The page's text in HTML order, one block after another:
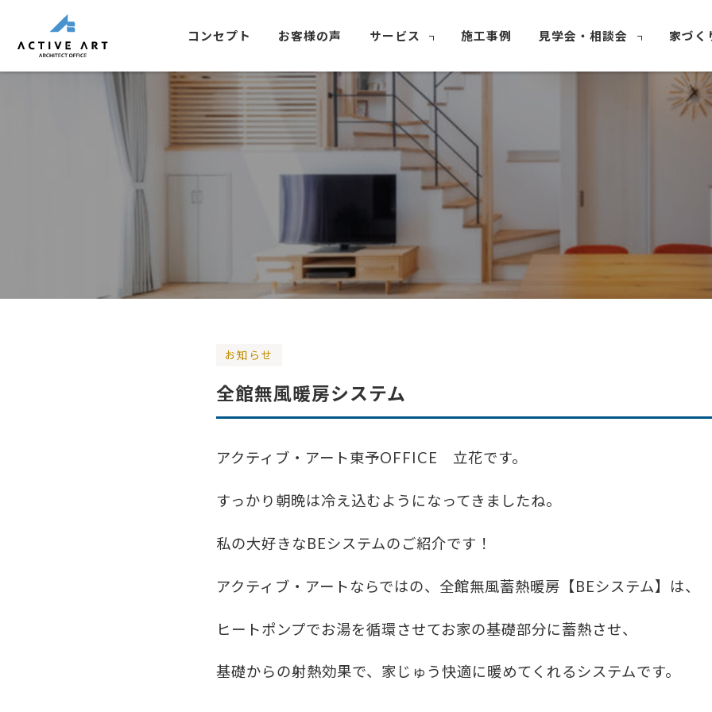
コンセプト お客様の声 サービス 施工事例 見学会・相談会 家づく
お知らせ
全館無風暖房システム
アクティブ・アート東予OFFICE 立花です。
すっかり朝晩は冷え込むようになってきましたね。
私の大好きなBEシステムのご紹介です！
アクティブ・アートならではの、全館無風蓄熱暖房【BEシステム】は、
ヒートポンプでお湯を循環させてお家の基礎部分に蓄熱させ、
基礎からの射熱効果で、家じゅう快適に暖めてくれるシステムです。